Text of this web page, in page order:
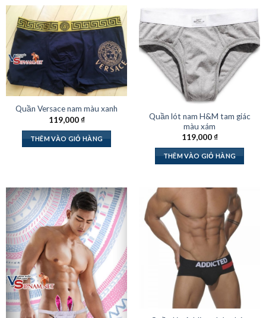
Quần Versace nam màu xanh
119,000₫
THÊM VÀO GIỎ HÀNG
Quần lót nam H&M tam giác
màu xám
119,000₫
THÊM VÀO GIỎ HÀNG